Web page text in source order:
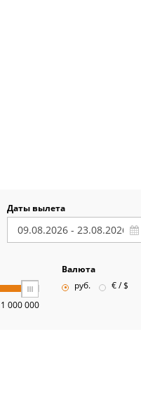
Даты вылета
1 000 000
Валюта
руб.
€ / $